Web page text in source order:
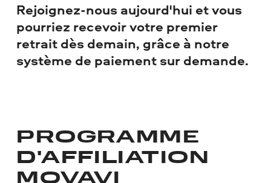
Rejoignez-nous aujourd'hui et vous
pourriez recevoir votre premier
retrait dès demain, grâce à notre
système de paiement sur demande.
PROGRAMME
D'AFFILIATION
MOVAVI